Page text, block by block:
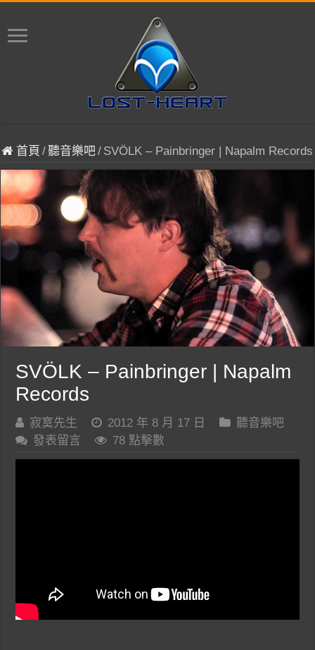
首頁 /聽音樂吧/ SVÖLK – Painbringer | Napalm Records
SVÖLK – Painbringer | Napalm
Records
寂寞先生 2012 年 8 月 17 日
聽音樂吧
發表留言
78 點擊數